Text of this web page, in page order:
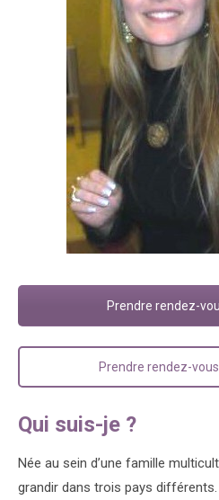
Qui suis-je ?
Née au sein d’une famille
grandir dans trois pays
Prendre rendez-
Prendre rendez-